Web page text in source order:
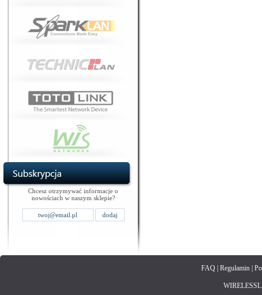
Chcesz otrzymywać informacje o
nowościach w naszym sklepie?
FAQ| Regulamin|